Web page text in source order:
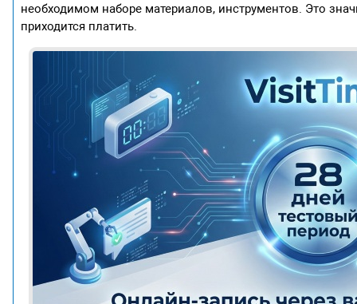
необходимом наборе материалов, инструментов. Это
приходится платить.